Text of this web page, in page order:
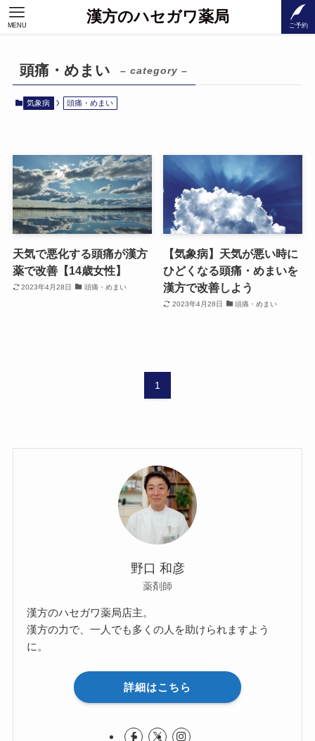
漢方のハセガワ薬局 ご予約
MENU
頭痛・めまい – category –
気象病 頭痛・めまい
天気で悪化する頭痛が漢方
薬で改善【14歳女性】
2023年4月28日 頭痛・めまい
【気象病】天気が悪い時に
ひどくなる頭痛・めまいを
漢方で改善しよう
2023年4月28日 頭痛・めまい
1
野口 和彦
薬剤師
漢方のハセガワ薬局店主。
漢方の力で、一人でも多くの人を助けられますよう
に。
詳細はこちら